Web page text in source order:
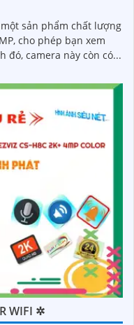
một sản phẩm chất lượng
cho phép bạn xem
và chi tiết. Bên cạnh đó, camera này còn có...
WIFI ✲